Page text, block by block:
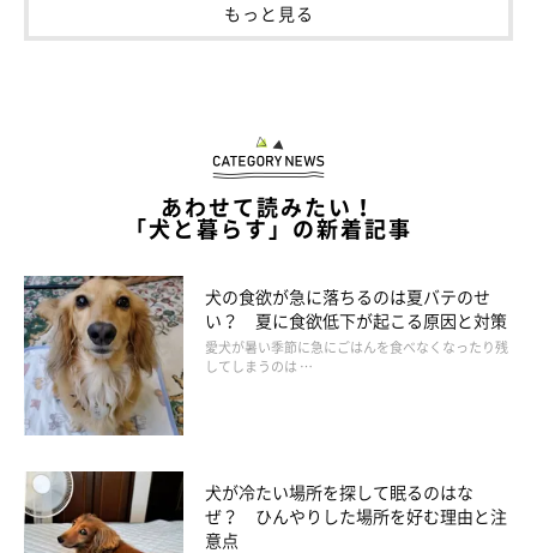
もっと見る
あわせて読みたい！
「犬と暮らす」の新着記事
犬の食欲が急に落ちるのは夏バテのせ
い？ 夏に食欲低下が起こる原因と対策
愛犬が暑い季節に急にごはんを食べなくなったり残
してしまうのは …
犬が冷たい場所を探して眠るのはな
ぜ？ ひんやりした場所を好む理由と注
意点